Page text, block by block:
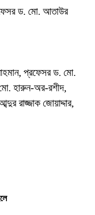
ড. মো. আতাউর
প্রফেসর ড. মো.
হারুন-অর-রশীদ,
রাজ্জাক জোয়াদ্দার,